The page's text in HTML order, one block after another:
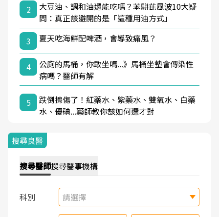
2
大豆油、調和油還能吃嗎？苯駢芘風波10大疑
問：真正該避開的是「這種用油方式」
3
夏天吃海鮮配啤酒，會導致痛風？
4
公廁的馬桶，你敢坐嗎...》馬桶坐墊會傳染性
病嗎？醫師有解
5
跌倒擦傷了！紅藥水、紫藥水、雙氧水、白藥
水、優碘...藥師教你該如何選才對
搜尋良醫
搜尋醫師搜尋醫事機構
科別 請選擇